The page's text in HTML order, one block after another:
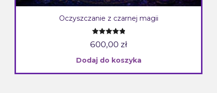
Oczyszczanie z czarnej magii
Oceniono
5.00
600,00 zł
Dodaj do koszyka